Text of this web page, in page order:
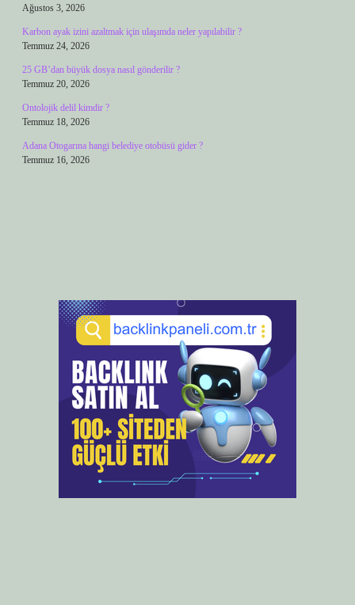
Ağustos 3, 2026
Karbon ayak izini azaltmak için ulaşımda neler yapılabilir ?
Temmuz 24, 2026
25 GB’dan büyük dosya nasıl gönderilir ?
Temmuz 20, 2026
Ontolojik delil kimdir ?
Temmuz 18, 2026
Adana Otogarına hangi belediye otobüsü gider ?
Temmuz 16, 2026